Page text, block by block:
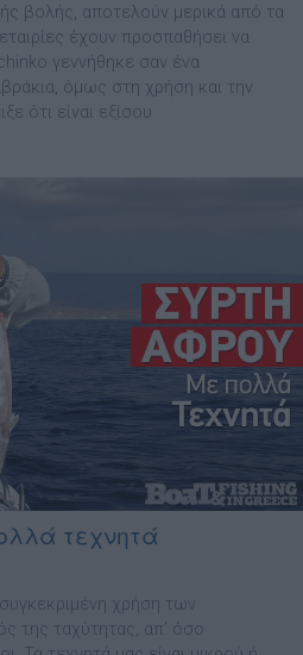
βολής, αποτελούν µερικά από τα
έχουν προσπαθήσει να
γεννήθηκε σαν ένα
όµως στη χρήση και την
ότι είναι εξίσου
τεχνητά
χρήση των
της ταχύτητας, απ’ όσο